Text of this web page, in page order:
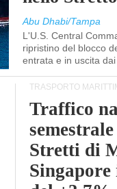
Abu Dhabi/Tampa
L'U.S. Central
ripristino del blocco
entrata e in uscita
TRASPORTO
Traffico
Stretti di